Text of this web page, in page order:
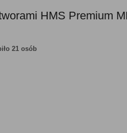
HMS Premium
21 osób